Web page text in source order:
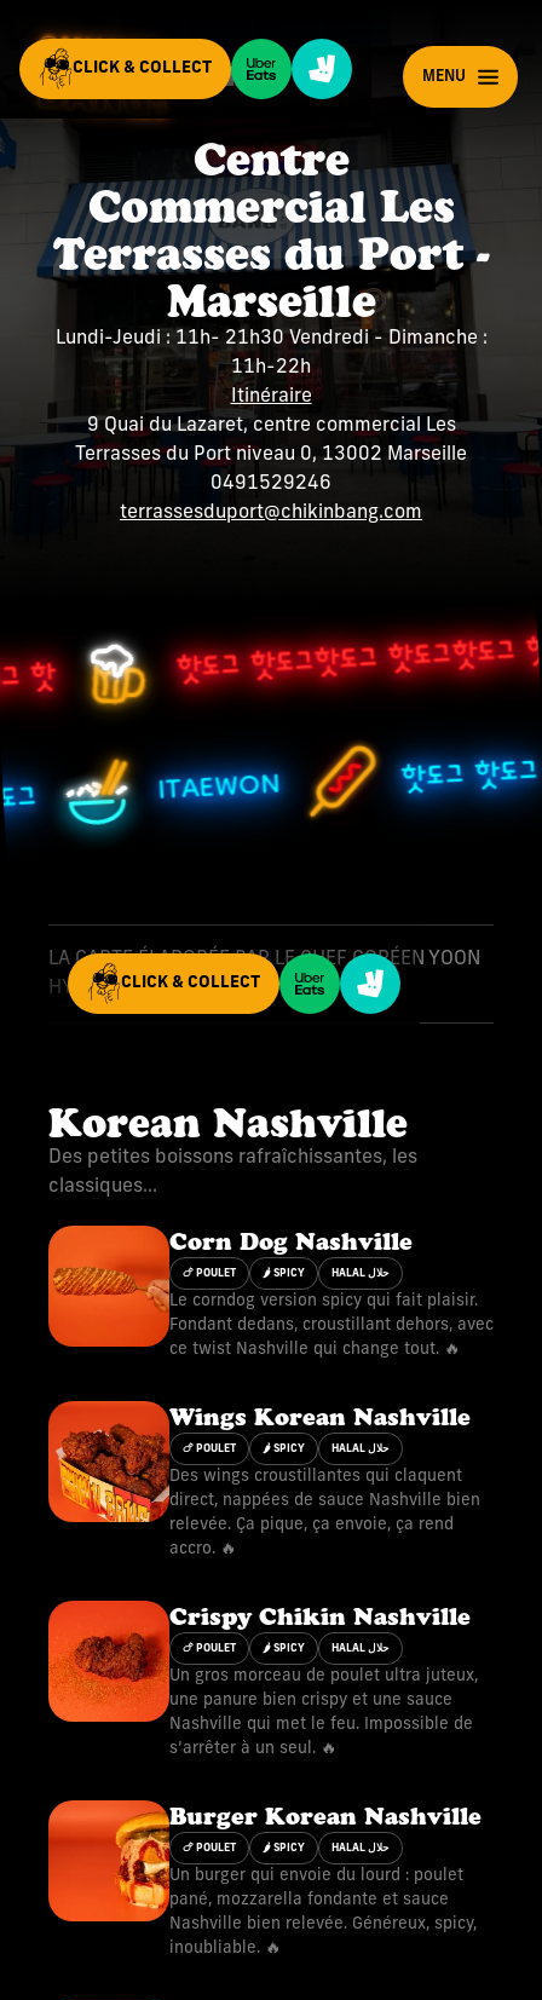
FR MENU
CLICK & COLLECT
Centre
Commercial Les
Terrasses du Port -
Marseille
Lundi-Jeudi : 11h- 21h30 Vendredi - Dimanche :
11h-22h
Itinéraire
9 Quai du Lazaret, centre commercial Les
Terrasses du Port niveau 0, 13002 Marseille
0491529246
terrassesduport@chikinbang.com
핫 핫도그 핫도그핫도그 핫도그핫도그
그 ITAEWON 핫도그 핫도
LA CARTE ÉLABORÉE PAR LE CHEF CORÉEN YOON
HYEOK
CLICK & COLLECT
Korean Nashville
Des petites boissons rafraîchissantes, les
classiques...
Corn Dog Nashville
🍗 POULET 🌶 SPICY HALAL حلال
Le corndog version spicy qui fait plaisir.
Fondant dedans, croustillant dehors, avec
ce twist Nashville qui change tout. 🔥
Wings Korean Nashville
🍗 POULET 🌶 SPICY HALAL حلال
Des wings croustillantes qui claquent
direct, nappées de sauce Nashville bien
relevée. Ça pique, ça envoie, ça rend
accro. 🔥
Crispy Chikin Nashville
🍗 POULET 🌶 SPICY HALAL حلال
Un gros morceau de poulet ultra juteux,
une panure bien crispy et une sauce
Nashville qui met le feu. Impossible de
s’arrêter à un seul. 🔥
Burger Korean Nashville
🍗 POULET 🌶 SPICY HALAL حلال
Un burger qui envoie du lourd : poulet
pané, mozzarella fondante et sauce
Nashville bien relevée. Généreux, spicy,
inoubliable. 🔥